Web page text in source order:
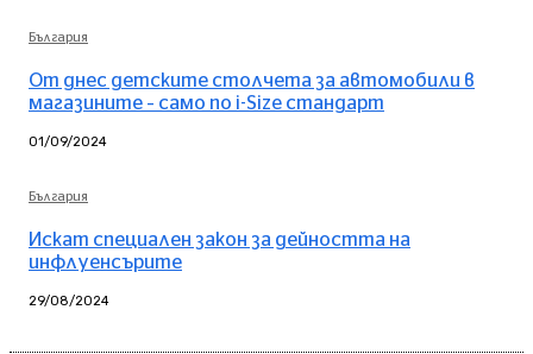
България
От днес детските столчета за автомобили в
магазините – само по i-Size стандарт
01/09/2024
България
Искат специален закон за дейността на
инфлуенсърите
29/08/2024